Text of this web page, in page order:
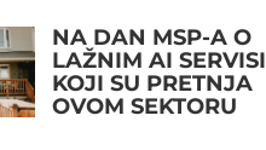
NA DAN MSP-A O
LAŽNIM AI
KOJI SU PRETNJA
OVOM SEKTORU